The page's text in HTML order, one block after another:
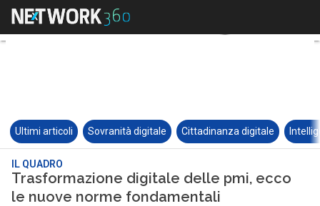
Ultimi articoli Sovranità digitale Cittadinanza digitale
IL QUADRO
Trasformazione digitale delle pmi, ecco
le nuove norme fondamentali